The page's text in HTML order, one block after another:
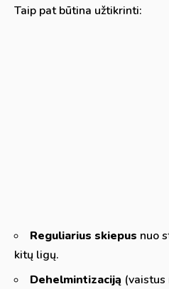
Taip pat būtina užtikrinti:
Reguliarius skiepus nuo
kitų ligų.
Dehelmintizaciją (vaistus